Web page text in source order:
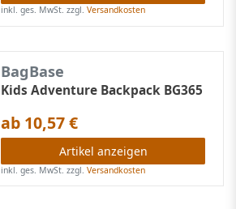
inkl. ges. MwSt. zzgl.Versandkosten
BagBase
Kids Adventure Backpack BG365
ab 10,57 €
Artikel anzeigen
inkl. ges. MwSt. zzgl.Versandkosten